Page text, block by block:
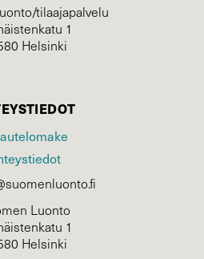
tilaajapalvelu
1
Helsinki
Luonto
1
Helsinki